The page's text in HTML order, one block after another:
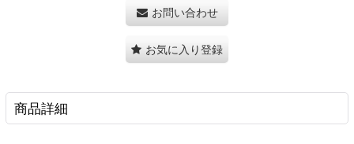
お問い合わせ
お気に入り登録
商品詳細